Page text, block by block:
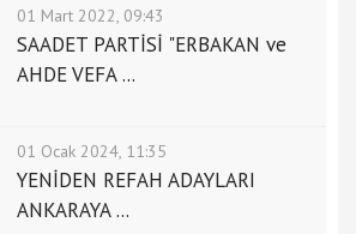
01 Mart 2022, 09:43
SAADET PARTİSİ "ERBAKAN ve
AHDE VEFA ...
01 Ocak 2024, 11:35
YENİDEN REFAH ADAYLARI
ANKARAYA ...